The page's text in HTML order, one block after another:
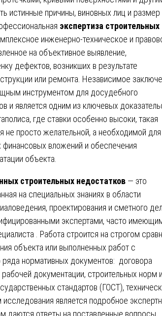
истинные причины, виновных лиц и размер
экспертиза строительных
инженерно-техническое и
на объективное выявление,
дефектов, возникших в результате
или ремонта. Независимое
инструментом для досудебного
и является одним из ключевых
где ставки особенно высоки, такая
не просто желательной, а необходимой для
финансовых вложений и обеспечения
объекта.
строительных недостатков — это
на специальных знаниях в области
проектирования и сметного
экспертами, часто
. Работа строится на строгом
объекта или выполненных работ с
ряда нормативных документов: договора
документации, строительных норм и
стандартов (ГОСТ),
является подробное
даются ответы на поставленные вопросы,